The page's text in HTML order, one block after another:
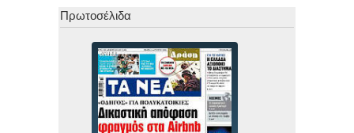
Πρωτοσέλιδα